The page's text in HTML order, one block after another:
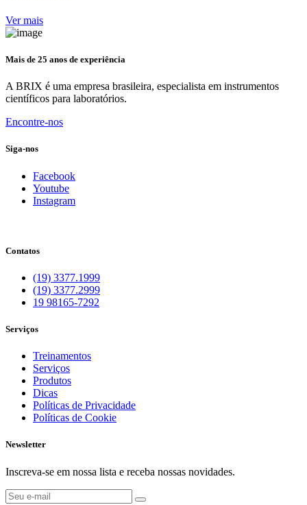
Ver mais
Mais de 25 anos de experiência
A BRIX é uma empresa brasileira, especialista em instrumentos
científicos para laboratórios.
Encontre-nos
Siga-nos
Facebook
Youtube
Instagram
Contatos
(19) 3377.1999
(19) 3377.2999
19 98165-7292
Serviços
Treinamentos
Serviços
Produtos
Dicas
Políticas de Privacidade
Políticas de Cookie
Newsletter
Inscreva-se em nossa lista e receba nossas novidades.